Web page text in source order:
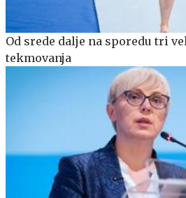
Od srede dalje na sporedu tri
tekmovanja